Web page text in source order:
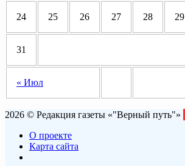
« Июл
24 25 26 27 28 29
31
2026 © Редакция газеты «"Верный путь"»
О проекте
Карта сайта